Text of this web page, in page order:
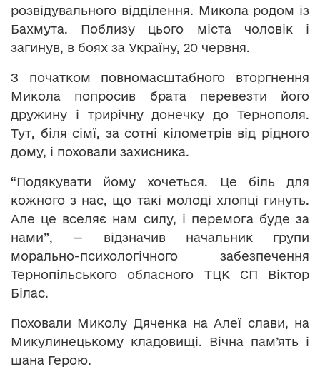
розвідувального відділення. Микола родом із
Бахмута. Поблизу цього міста чоловік і
загинув, в боях за Україну, 20 червня.
З початком повномасштабного вторгнення
Микола попросив брата перевезти його
дружину і трирічну донечку до Тернополя.
Тут, біля сімї, за сотні кілометрів від рідного
дому, і поховали захисника.
“Подякувати йому хочеться. Це біль для
кожного з нас, що такі молоді хлопці гинуть.
Але це вселяє нам силу, і перемога буде за
нами”, — відзначив начальник групи
морально-психологічного забезпечення
Тернопільського обласного ТЦК СП Віктор
Білас.
Поховали Миколу Дяченка на Алеї слави, на
Микулинецькому кладовищі. Вічна пам’ять і
шана Герою.